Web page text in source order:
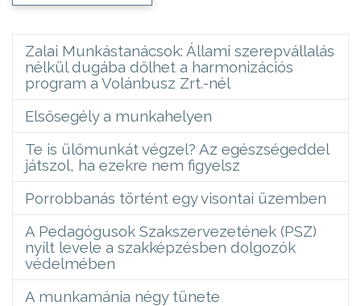
Zalai Munkástanácsok: Állami szerepvállalás
nélkül dugába dőlhet a harmonizációs
program a Volánbusz Zrt.-nél
Elsősegély a munkahelyen
Te is ülőmunkát végzel? Az egészségeddel
játszol, ha ezekre nem figyelsz
Porrobbanás történt egy visontai üzemben
A Pedagógusok Szakszervezetének (PSZ)
nyílt levele a szakképzésben dolgozók
védelmében
A munkamánia négy tünete